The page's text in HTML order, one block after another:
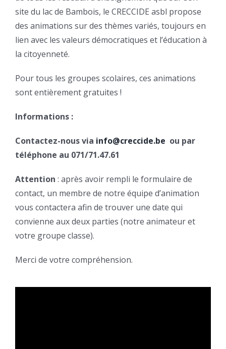
site du lac de Bambois, le CRECCIDE asbl propose
des animations sur des thèmes variés, toujours en
lien avec les valeurs démocratiques et l’éducation à
la citoyenneté.
Pour tous les groupes scolaires, ces animations
sont entièrement gratuites !
Informations :
Contactez-nous via info@creccide.be ou par
téléphone au 071/71.47.61
Attention : après avoir rempli le formulaire de
contact, un membre de notre équipe d’animation
vous contactera afin de trouver une date qui
convienne aux deux parties (notre animateur et
votre groupe classe).
Merci de votre compréhension.